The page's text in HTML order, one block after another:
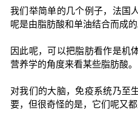
我们举简单的几个例子，法国
呢是由脂肪酸和单油结合而成的
因此呢，可以把脂肪看作是机
营养学的角度来看某些脂肪酸。
对我们的大脑，免疫系统乃至
要，但很奇怪的是，它们呢又